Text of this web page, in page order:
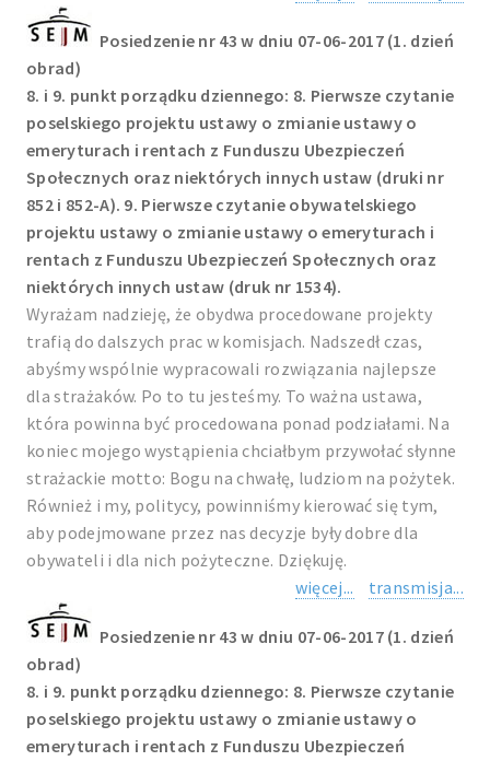
Posiedzenie nr 43 w dniu 07-06-2017 (1. dzień
obrad)
8. i 9. punkt porządku dziennego: 8. Pierwsze czytanie
poselskiego projektu ustawy o zmianie ustawy o
emeryturach i rentach z Funduszu Ubezpieczeń
Społecznych oraz niektórych innych ustaw (druki nr
852 i 852-A). 9. Pierwsze czytanie obywatelskiego
projektu ustawy o zmianie ustawy o emeryturach i
rentach z Funduszu Ubezpieczeń Społecznych oraz
niektórych innych ustaw (druk nr 1534).
Wyrażam nadzieję, że obydwa procedowane projekty
trafią do dalszych prac w komisjach. Nadszedł czas,
abyśmy wspólnie wypracowali rozwiązania najlepsze
dla strażaków. Po to tu jesteśmy. To ważna ustawa,
która powinna być procedowana ponad podziałami. Na
koniec mojego wystąpienia chciałbym przywołać słynne
strażackie motto: Bogu na chwałę, ludziom na pożytek.
Również i my, politycy, powinniśmy kierować się tym,
aby podejmowane przez nas decyzje były dobre dla
obywateli i dla nich pożyteczne. Dziękuję.
więcej...
transmisja...
Posiedzenie nr 43 w dniu 07-06-2017 (1. dzień
obrad)
8. i 9. punkt porządku dziennego: 8. Pierwsze czytanie
poselskiego projektu ustawy o zmianie ustawy o
emeryturach i rentach z Funduszu Ubezpieczeń